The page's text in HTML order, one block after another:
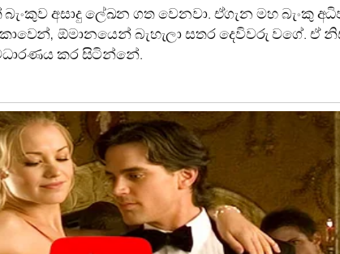
අසාදු ලේඛන ගත වෙනවා. ඒගැන මහ බැංකු
ඕමානයෙන් බැහැලා සතර දෙවිවරු වගේ.
කර සිටින්නේ.